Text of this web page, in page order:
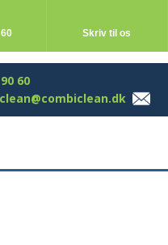
Skriv til os
60
Skriv til os